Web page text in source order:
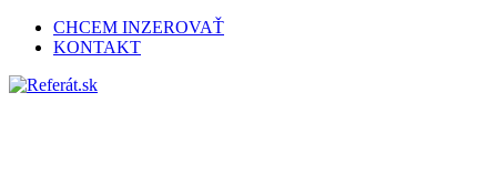
CHCEM INZEROVAŤ
KONTAKT